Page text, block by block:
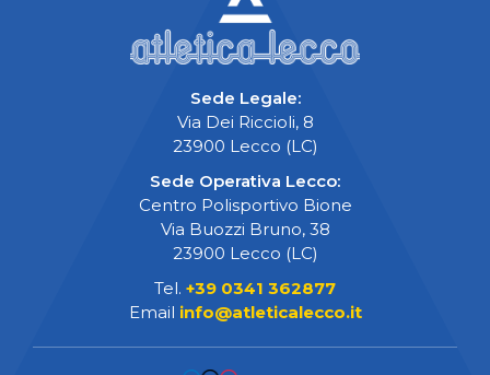
Sede Legale:
Via Dei Riccioli, 8
23900 Lecco (LC)
Sede Operativa Lecco:
Centro Polisportivo Bione
Via Buozzi Bruno, 38
23900 Lecco (LC)
Tel. +39 0341 362877
Email info@atleticalecco.it